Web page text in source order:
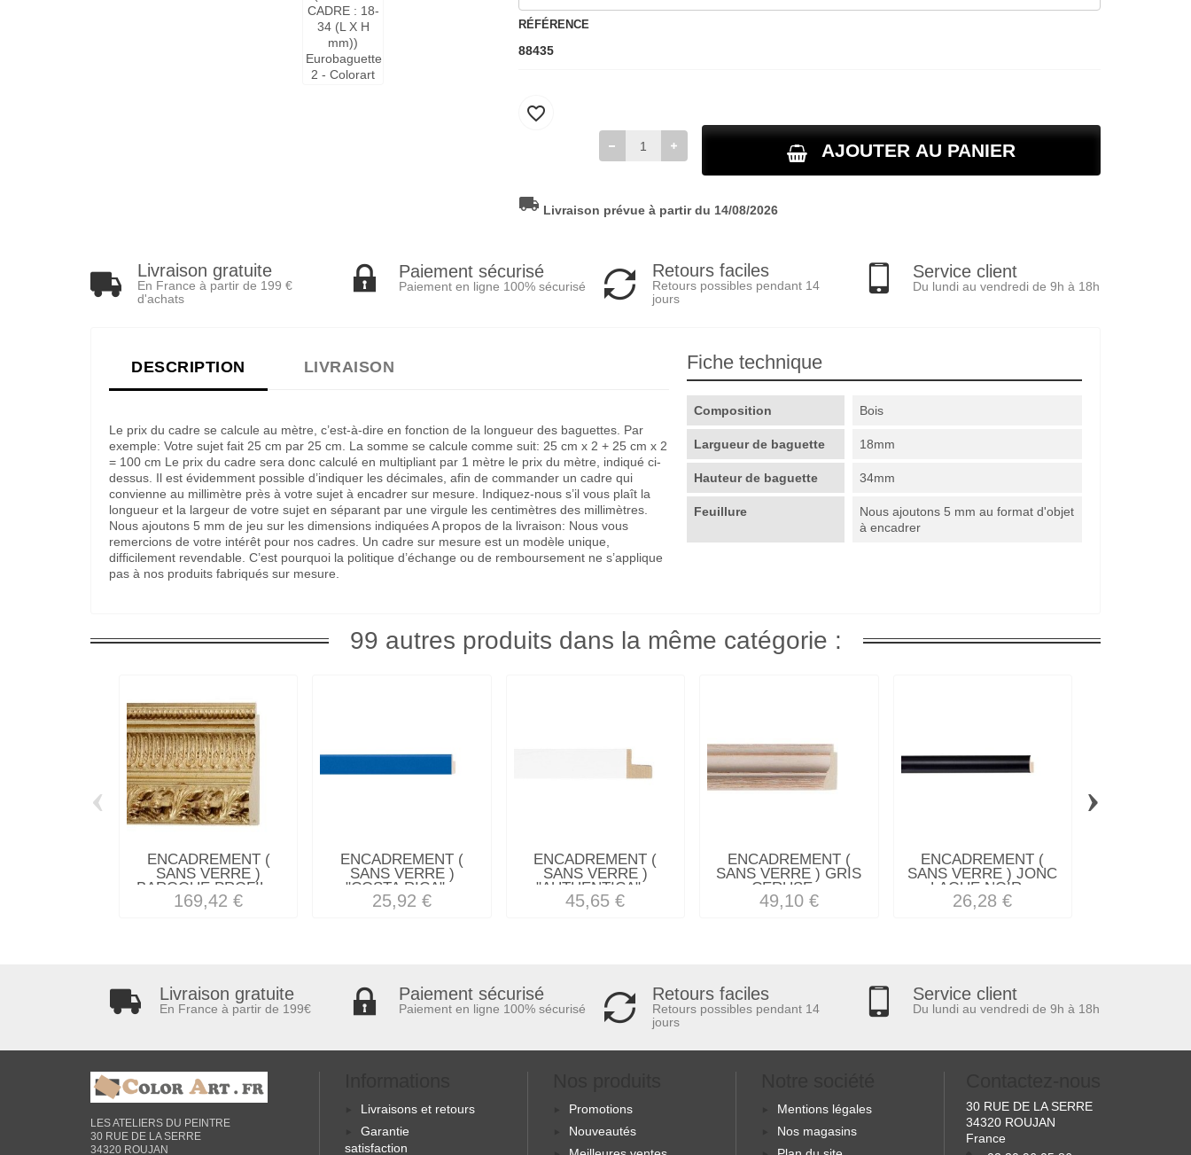
RÉFÉRENCE
88435
AJOUTER AU PANIER
favorite_border
local_shipping Livraison prévue à partir du 14/08/2026
Livraison gratuite
En France à partir de 199 €
d'achats
Paiement sécurisé
Paiement en ligne 100% sécurisé
Retours faciles
Retours possibles pendant 14
jours
Service client
Du lundi au vendredi de 9h à 18h
DESCRIPTION LIVRAISON
Le prix du cadre se calcule au mètre, c’est-à-dire en fonction de la longueur des baguettes. Par
exemple: Votre sujet fait 25 cm par 25 cm. La somme se calcule comme suit: 25 cm x 2 + 25 cm x 2
= 100 cm Le prix du cadre sera donc calculé en multipliant par 1 mètre le prix du mètre, indiqué ci-
dessus. Il est évidemment possible d’indiquer les décimales, afin de commander un cadre qui
convienne au millimètre près à votre sujet à encadrer sur mesure. Indiquez-nous s’il vous plaît la
longueur et la largeur de votre sujet en séparant par une virgule les centimètres des millimètres.
Nous ajoutons 5 mm de jeu sur les dimensions indiquées A propos de la livraison: Nous vous
remercions de votre intérêt pour nos cadres. Un cadre sur mesure est un modèle unique,
difficilement revendable. C’est pourquoi la politique d’échange ou de remboursement ne s’applique
pas à nos produits fabriqués sur mesure.
Fiche technique
Composition Bois
Largueur de baguette 18mm
Hauteur de baguette 34mm
Feuillure
Nous ajoutons 5 mm au format d'objet
à encadrer
99 autres produits dans la même catégorie :
ENCADREMENT (
SANS VERRE )
BAROQUE PROFIL...
169,42 €
ENCADREMENT (
SANS VERRE )
"COSTA RICA"...
25,92 €
ENCADREMENT (
SANS VERRE )
"AUTHENTICA"...
45,65 €
ENCADREMENT (
SANS VERRE ) GRIS
CERUSE...
49,10 €
ENCADREMENT (
SANS VERRE ) JONC
LAQUE NOIR...
26,28 €
‹ ›
Livraison gratuite
En France à partir de 199€
Paiement sécurisé
Paiement en ligne 100% sécurisé
Retours faciles
Retours possibles pendant 14
jours
Service client
Du lundi au vendredi de 9h à 18h
LES ATELIERS DU PEINTRE
30 RUE DE LA SERRE
34320 ROUJAN
Livraisons et retours
Garantie
satisfaction
Promotions
Nouveautés
Mentions légales
Nos magasins
30 RUE DE LA SERRE
34320 ROUJAN
France